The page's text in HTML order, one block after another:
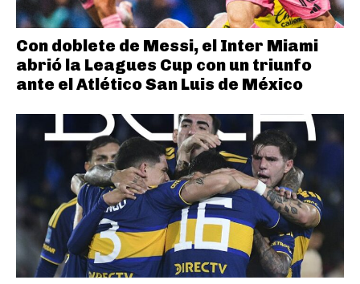
Con doblete de Messi, el Inter Miami
abrió la Leagues Cup con un triunfo
ante el Atlético San Luis de México